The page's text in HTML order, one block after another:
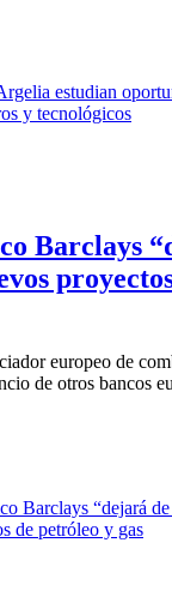
Barclays
europeo de
de otros bancos